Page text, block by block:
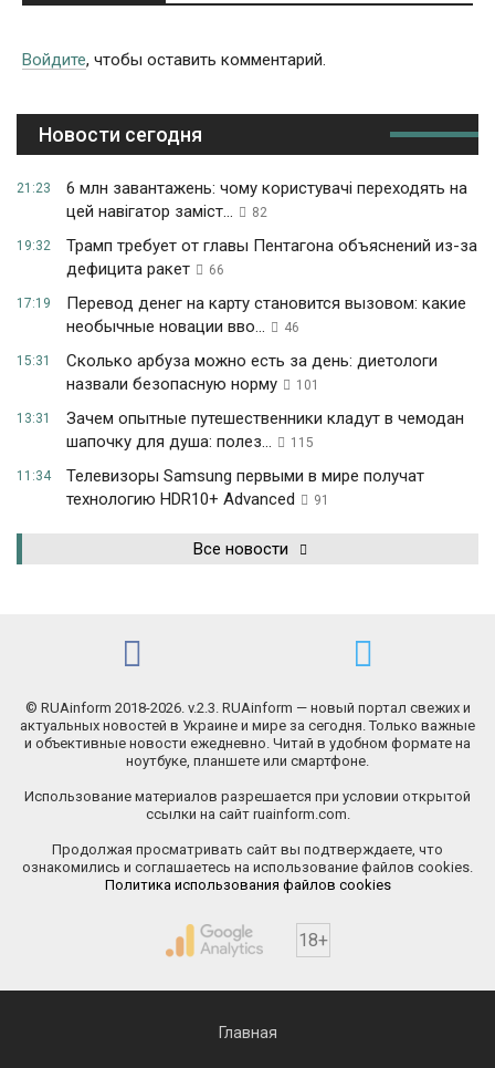
Войдите, чтобы оставить комментарий.
Новости сегодня
21:23
6 млн завантажень: чому користувачі переходять на
цей навігатор заміст...
82
19:32
Трамп требует от главы Пентагона объяснений из-за
дефицита ракет
66
17:19
Перевод денег на карту становится вызовом: какие
необычные новации вво...
46
15:31
Сколько арбуза можно есть за день: диетологи
назвали безопасную норму
101
13:31
Зачем опытные путешественники кладут в чемодан
шапочку для душа: полез...
115
11:34
Телевизоры Samsung первыми в мире получат
технологию HDR10+ Advanced
91
Все новости
© RUAinform 2018-2026. v.2.3. RUAinform — новый портал свежих и
актуальных новостей в Украине и мире за сегодня. Только важные
и объективные новости ежедневно. Читай в удобном формате на
ноутбуке, планшете или смартфоне.
Использование материалов разрешается при условии открытой
ссылки на сайт ruainform.com.
Продолжая просматривать сайт вы подтверждаете, что
ознакомились и соглашаетесь на использование файлов cookies.
Политика использования файлов cookies
18+
Главная